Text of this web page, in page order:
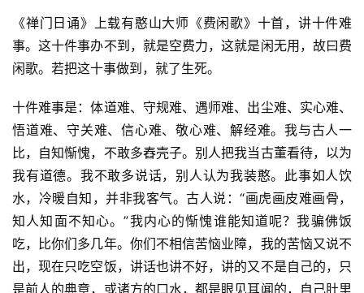
《禅门日诵》上载有憨山大师《费闲歌》十首，讲十件难
事。这十件事办不到，就是空费力，这就是闲无用，故曰费
闲歌。若把这十事做到，就了生死。
十件难事是：体道难、守规难、遇师难、出尘难、实心难、
悟道难、守关难、信心难、敬心难、解经难。我与古人一
比，自知惭愧，不敢多舂壳子。别人把我当古董看待，以为
我有道德。我不敢多说话，别人认为我装憨。此事如人饮
水，冷暖自知，并非我客气。古人说：“画虎画皮难画骨，
知人知面不知心。”我内心的惭愧谁能知道呢？我骗佛饭
吃，比你们多几年。你们不相信苦恼业障，我的苦恼又说不
出，现在只吃空饭，讲话也讲不好，讲的又不是自己的，只
是前人的典章，或诸方的口水，都是眼见耳闻的，自己肚里